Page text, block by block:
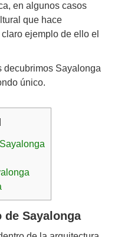
en algunos casos
que hace
ejemplo de ello el
decubrimos Sayalonga
único.
de Sayalonga